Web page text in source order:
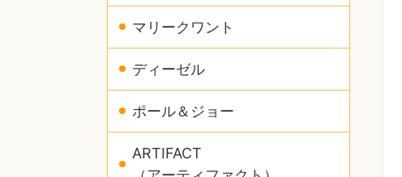
マリークワント
ディーゼル
ポール＆ジョー
ARTIFACT